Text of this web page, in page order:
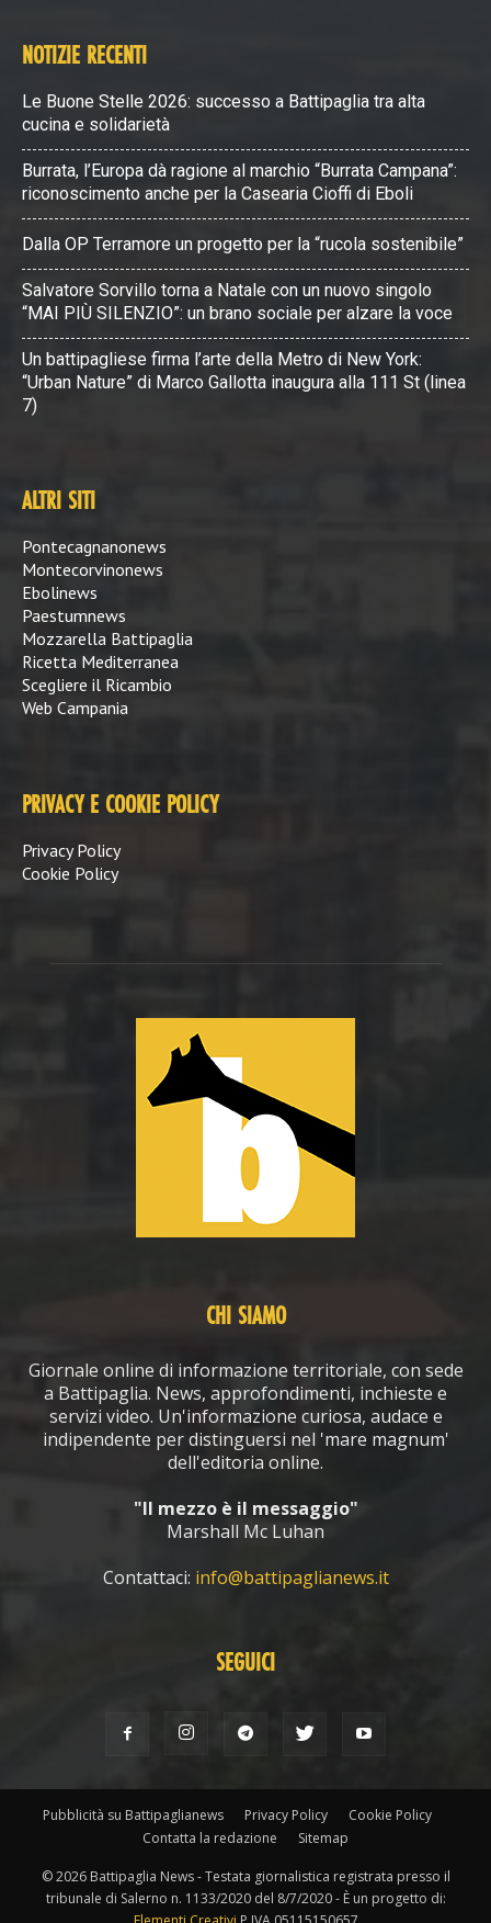
NOTIZIE RECENTI
Le Buone Stelle 2026: successo a Battipaglia tra alta
cucina e solidarietà
Burrata, l’Europa dà ragione al marchio “Burrata Campana”:
riconoscimento anche per la Casearia Cioffi di Eboli
Dalla OP Terramore un progetto per la “rucola sostenibile”
Salvatore Sorvillo torna a Natale con un nuovo singolo
“MAI PIÙ SILENZIO”: un brano sociale per alzare la voce
Un battipagliese firma l’arte della Metro di New York:
“Urban Nature” di Marco Gallotta inaugura alla 111 St (linea
7)
ALTRI SITI
Pontecagnanonews
Montecorvinonews
Ebolinews
Paestumnews
Mozzarella Battipaglia
Ricetta Mediterranea
Scegliere il Ricambio
Web Campania
PRIVACY E COOKIE POLICY
Privacy Policy
Cookie Policy
CHI SIAMO
Giornale online di informazione territoriale, con sede
a Battipaglia. News, approfondimenti, inchieste e
servizi video. Un'informazione curiosa, audace e
indipendente per distinguersi nel 'mare magnum'
dell'editoria online.
"Il mezzo è il messaggio"
Marshall Mc Luhan
Contattaci: info@battipaglianews.it
SEGUICI
Pubblicità su Battipaglianews Privacy Policy
Cookie Policy
Contatta la redazione
Sitemap
© 2026 Battipaglia News - Testata giornalistica registrata presso il
tribunale di Salerno n. 1133/2020 del 8/7/2020 - È un progetto di: